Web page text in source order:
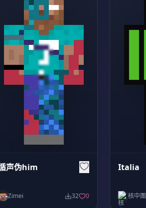
声伪him
Zimei 32 0
Italia
核中團